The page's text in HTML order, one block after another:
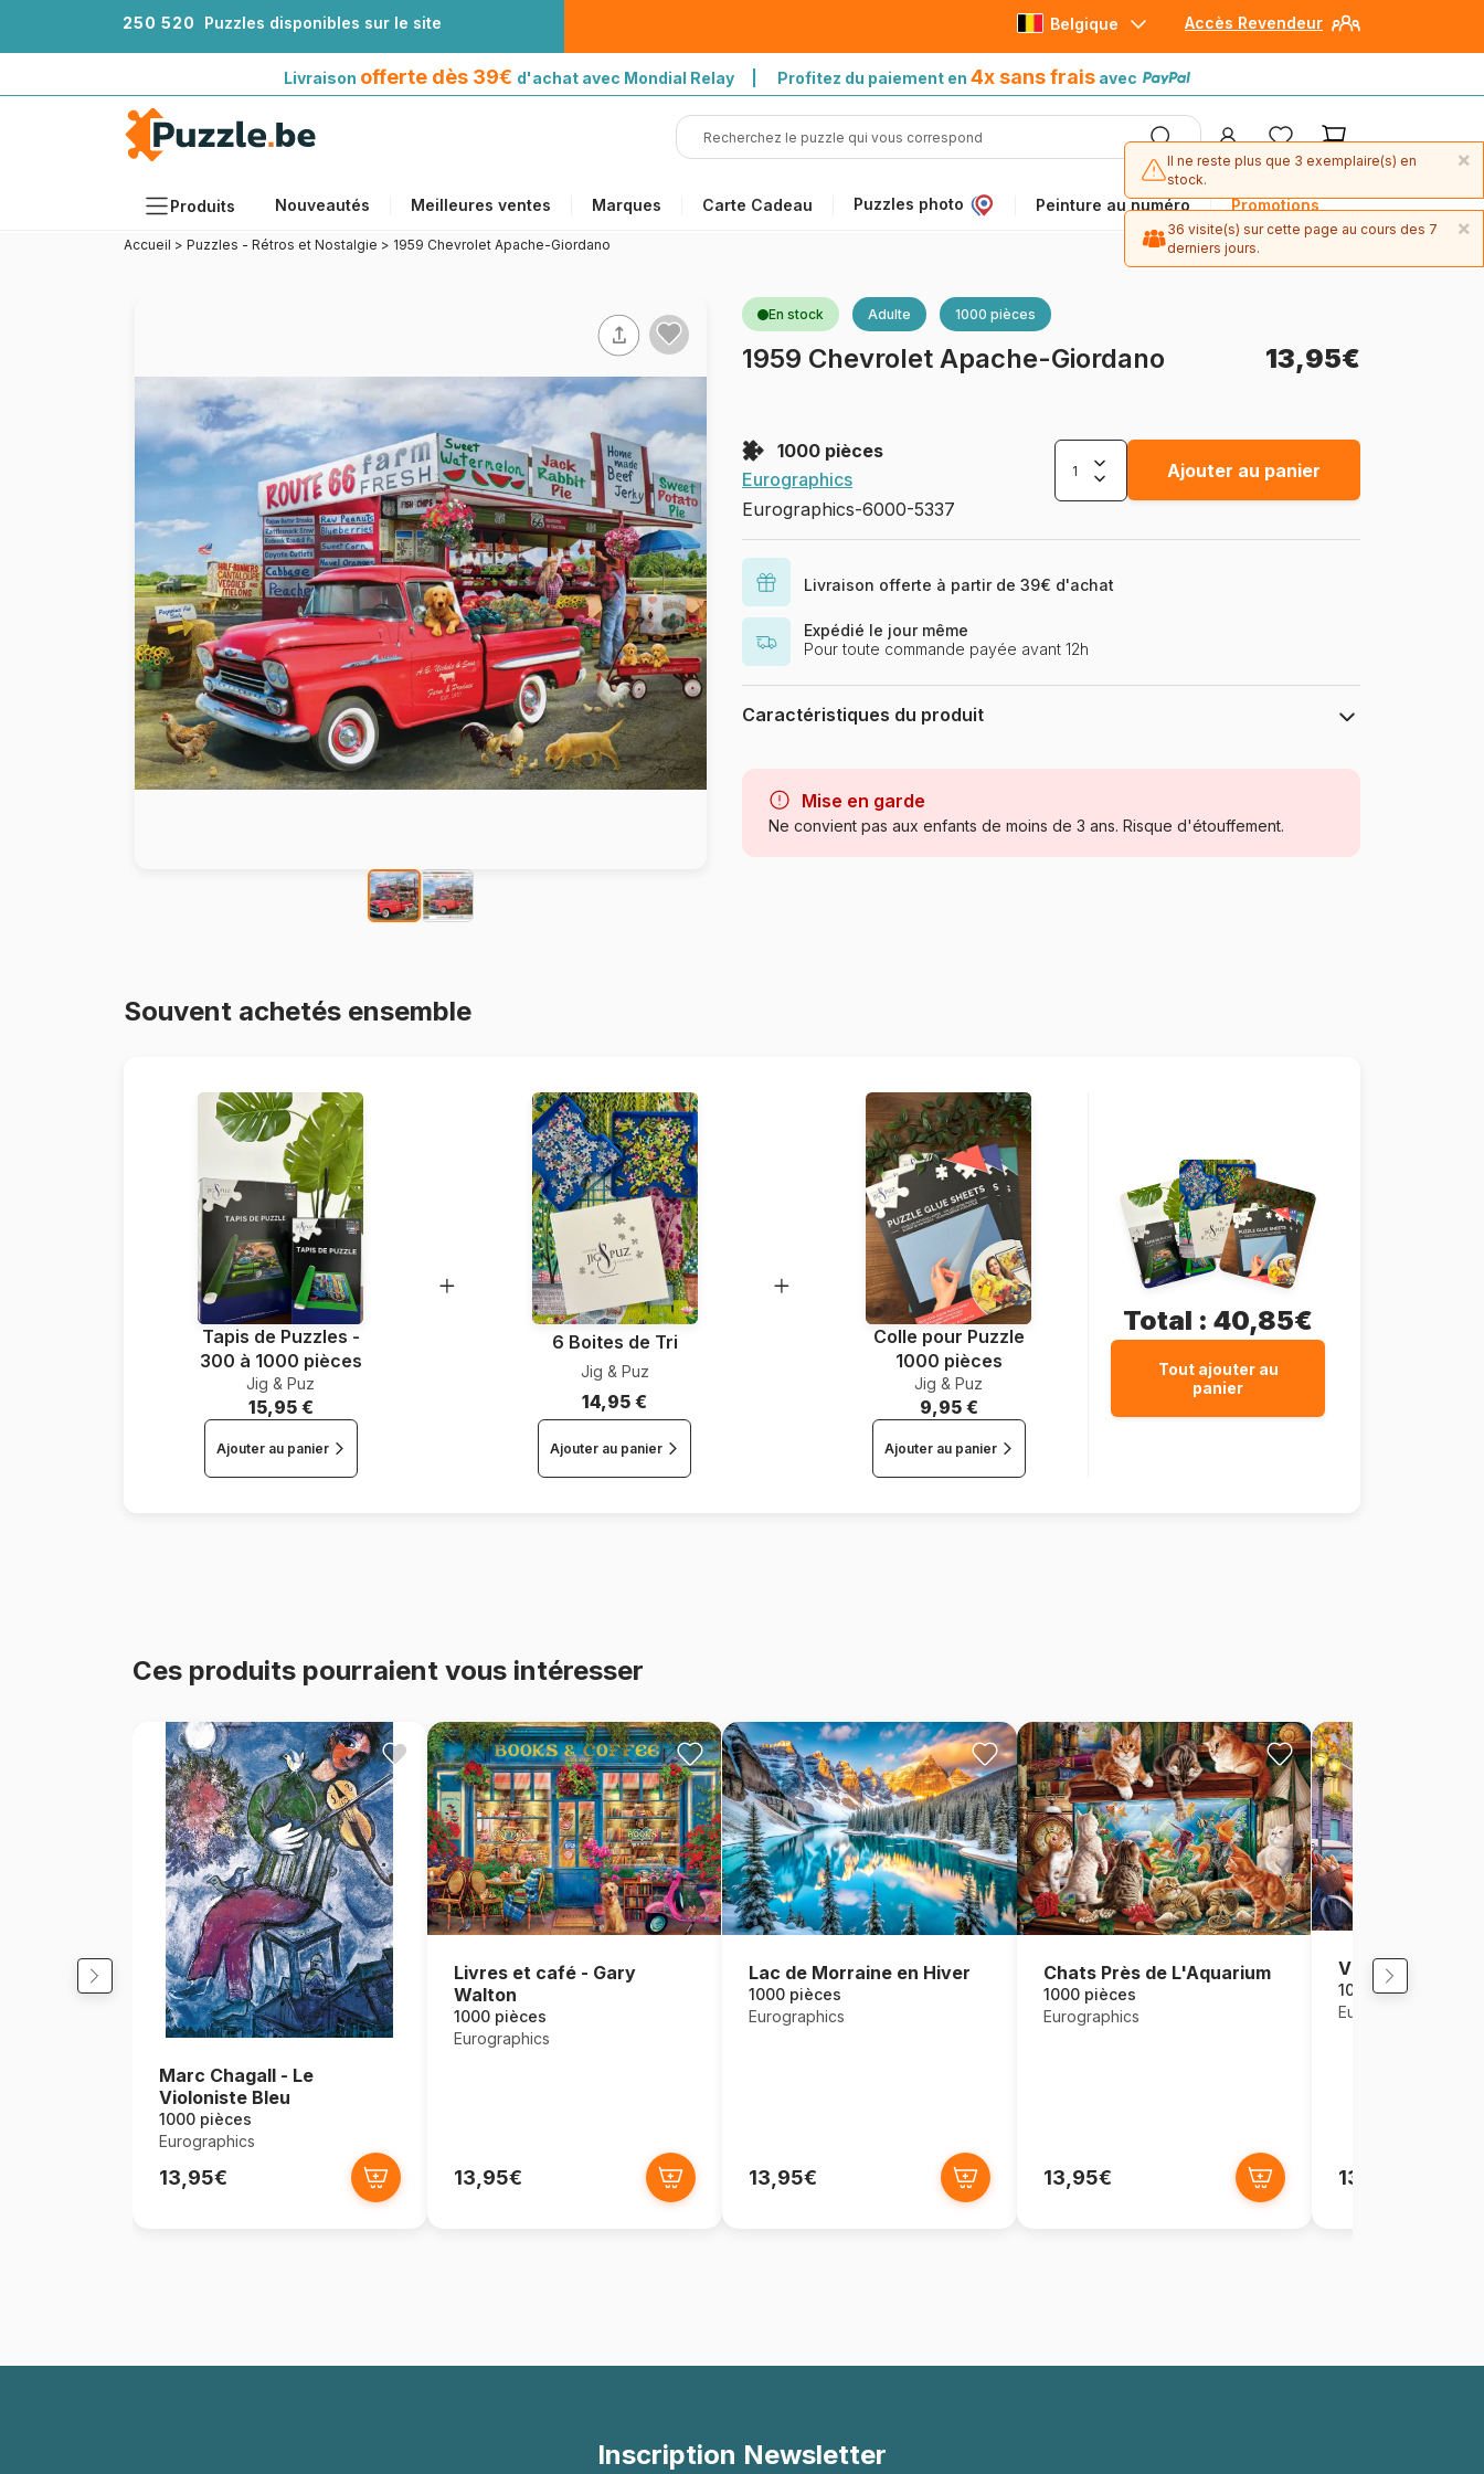
250 520 Puzzles disponibles sur le site Accès Revendeur
Belgique
Livraison offerte dès 39€ d'achat avec Mondial Relay | Profitez du paiement en 4x sans frais avec
Produits Nouveautés Meilleures ventes Marques Carte Cadeau Puzzles photo Peinture au numéro Promotions
Âges
Artistes
Accessoires
Peinture au numéro
Accueil > Puzzles - Rétros et Nostalgie > 1959 Chevrolet Apache-Giordano
En stock Adulte 1000 pièces
1959 Chevrolet Apache-Giordano 13,95€
1000 pièces
Eurographics
Eurographics-6000-5337
Ajouter au panier
Livraison offerte à partir de 39€ d'achat
Expédié le jour même
Pour toute commande payée avant 12h
Caractéristiques du produit
Catégorie
Age
Puzzle pour Adultes (500 à 48.000
Mise en garde
Ne convient pas aux enfants de moins de 3 ans. Risque d'étouffement.
Souvent achetés ensemble
Tapis de Puzzles -
300 à 1000 pièces
Jig & Puz
15,95 €
Ajouter au panier
6 Boites de Tri
Jig & Puz
14,95 €
Ajouter au panier
Colle pour Puzzle
1000 pièces
Jig & Puz
9,95 €
Ajouter au panier
Total : 40,85€
Tout ajouter au
panier
Ces produits pourraient vous intéresser
Marc Chagall - Le
Violoniste Bleu
1000 pièces
Eurographics
13,95€
Livres et café - Gary
Walton
1000 pièces
Eurographics
13,95€
Lac de Morraine en Hiver
1000 pièces
Eurographics
13,95€
Chats Près de L'Aquarium
1000 pièces
Eurographics
13,95€
Vue de Paris,
1000 pièces
Eurographics
13,95€
Inscription Newsletter
×
Il ne reste plus que 3 exemplaire(s) en
stock.
×
36 visite(s) sur cette page au cours des 7
derniers jours.